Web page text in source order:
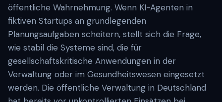
öffentliche Wahrnehmung. Wenn KI-Agenten in
fiktiven Startups an grundlegenden
Planungsaufgaben scheitern, stellt sich die Frage,
wie stabil die Systeme sind, die für
gesellschaftskritische Anwendungen in der
Verwaltung oder im Gesundheitswesen eingesetzt
werden. Die öffentliche Verwaltung in Deutschland